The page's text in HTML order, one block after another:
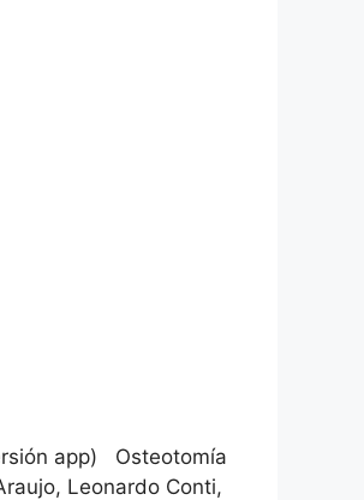
app) Osteotomía
Leonardo Conti,